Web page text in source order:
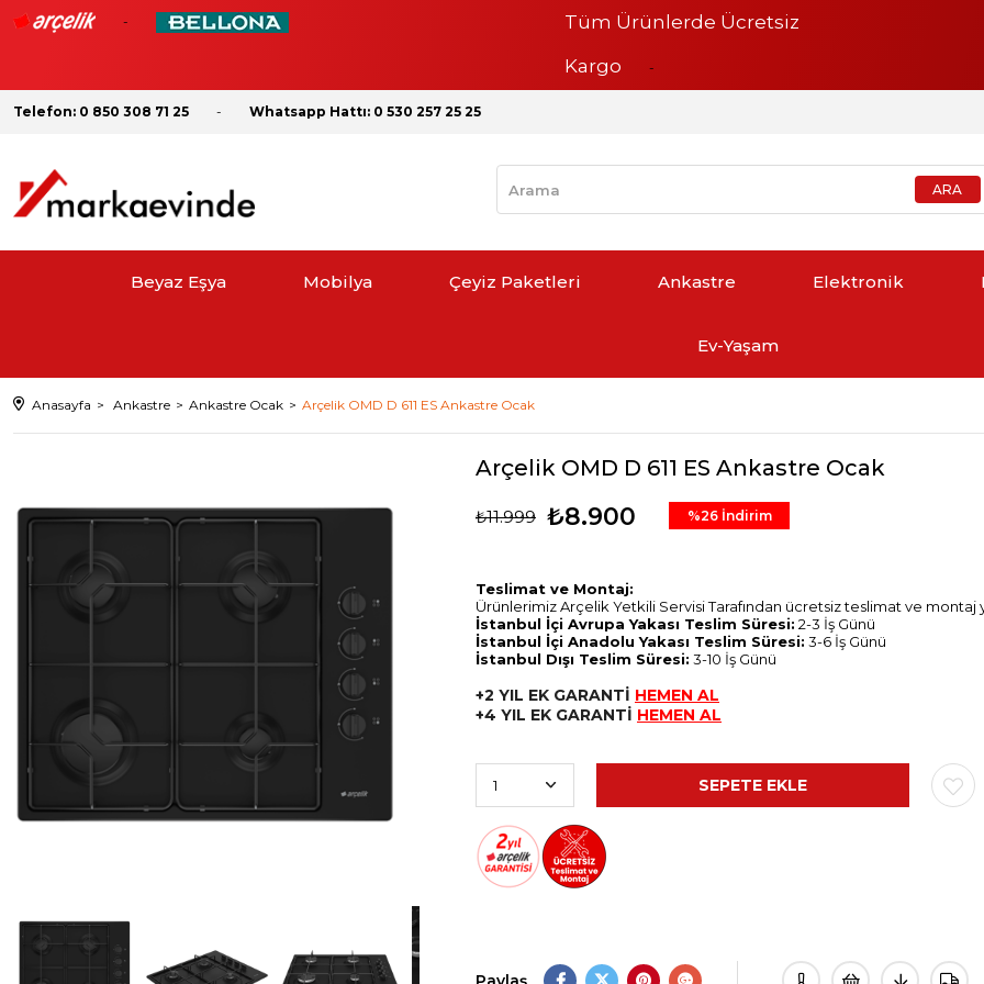
Tüm Ürünlerde Ücretsiz
Kargo
Telefon: 0 850 308 71 25 Whatsapp Hattı: 0 530 257 25 25
Beyaz Eşya Mobilya Çeyiz Paketleri Ankastre Elektronik
Ev-Yaşam
Anasayfa Ankastre Ankastre Ocak Arçelik OMD D 611 ES Ankastre Ocak
Arçelik OMD D 611 ES Ankastre Ocak
₺11.999 ₺8.900 %26İndirim
Teslimat ve Montaj:
Ürünlerimiz Arçelik Yetkili Servisi Tarafından ücretsiz teslimat ve montaj
İstanbul İçi Avrupa Yakası Teslim Süresi: 2-3 İş Günü
İstanbul İçi Anadolu Yakası Teslim Süresi: 3-6 İş Günü
İstanbul Dışı Teslim Süresi: 3-10 İş Günü
+2 YIL EK GARANTİ HEMEN AL
+4 YIL EK GARANTİ HEMEN AL